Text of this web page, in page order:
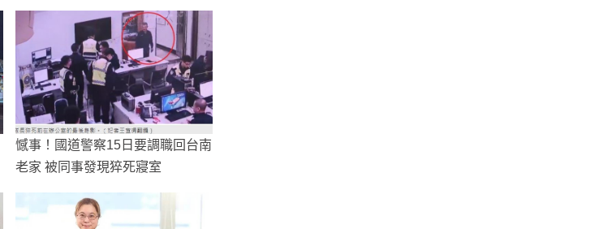
憾事！國道警察15日要調職回台南
老家 被同事發現猝死寢室